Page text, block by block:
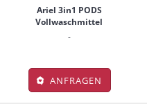
Ariel 3in1 PODS
Vollwaschmittel
-
ANFRAGEN